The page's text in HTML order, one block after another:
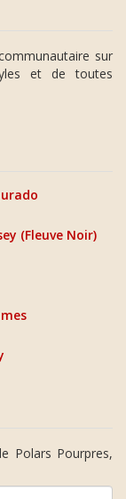
sur
et de toutes
(Fleuve Noir)
Polars Pourpres,